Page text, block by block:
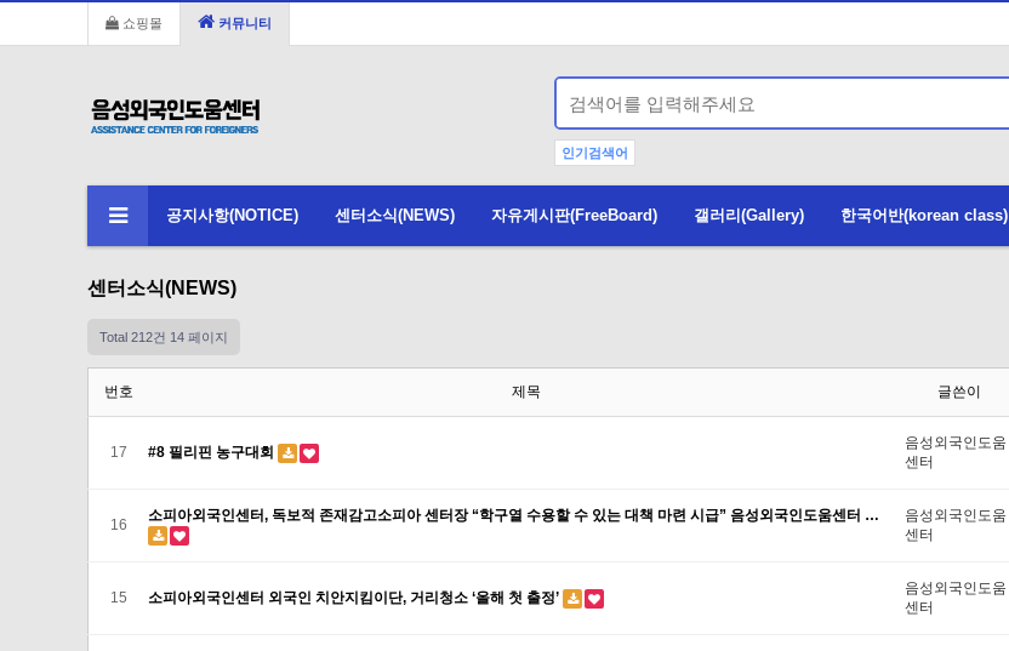
쇼핑몰 커뮤니티
인기검색어
공지사항(NOTICE) 센터소식(NEWS) 자유게시판(FreeBoard) 갤러리(Gallery) 한국어반(korean class)
센터소식(NEWS)
Total 212건 14 페이지
번호 제목 글쓴이
17 #8 필리핀 농구대회
음성외국인도움
센터
16
소피아외국인센터, 독보적 존재감고소피아 센터장 “학구열 수용할 수 있는 대책 마련 시급” 음성외국인도움센터 …
음성외국인도움
센터
15 소피아외국인센터 외국인 치안지킴이단, 거리청소 ‘올해 첫 출정’
음성외국인도움
센터